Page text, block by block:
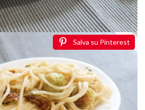
Salva su Pinterest